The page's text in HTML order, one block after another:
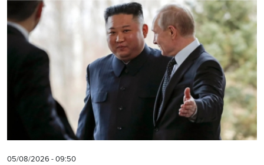
05/08/2026 - 09:50